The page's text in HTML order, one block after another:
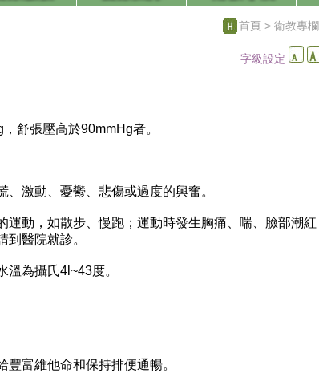
首頁 > 衛教專欄
字級設定
舒張壓高於90mmHg者。
激動、憂鬱、悲傷或過度的興奮。
動，如散步、慢跑；運動時發生胸痛、喘、臉部潮紅
醫院就診。
為攝氏4l~43度。
富維他命和保持排便通暢。